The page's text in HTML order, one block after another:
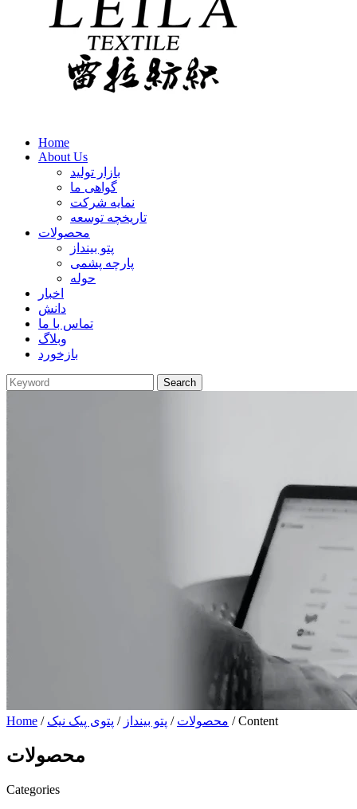
Home
About Us
بازار تولید
گواهی ما
نمایه شرکت
تاریخچه توسعه
محصولات
پتو بینداز
پارچه پشمی
حوله
اخبار
دانش
تماس با ما
وبلاگ
بازخورد
Home / محصولات / پتو بینداز / پتوی پیک نیک / Content
محصولات
Categories